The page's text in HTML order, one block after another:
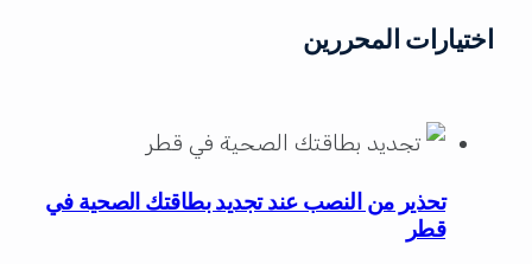
اختيارات المحررين
تحذير من النصب عند تجديد بطاقتك الصحية في
قطر